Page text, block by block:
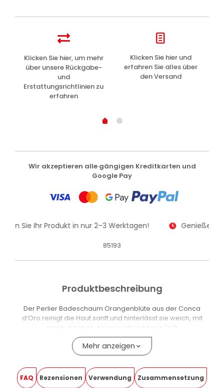
Klicken Sie hier, um mehr
über unsere Rückgabe-
und
Erstattungsrichtlinien zu
erfahren
Klicken Sie hier und
erfahren Sie alles über
den Versand
Wir akzeptieren alle gängigen Kreditkarten und
Google Pay
Sie Ihr Produkt in nur 2–3 Werktagen! Genießen
85193
Produktbeschreibung
Der Perlier Badeschaum Orangenblüte aus der Conca
d’Oro reinigt die Haut sanft und hinterlässt sie weich, mit
einem frischen, blumig-zitrusartigen Duft.
Die Formel eignet sich für die tägliche Anwendung – sowohl
unter der Dusche als auch in der Badewanne.
Die Formel enthält Bitterorangenblütenwasser (Citrus
Aurantium Amara Flower Water), das das feine Dufterlebnis
Mehr anzeigen
FAQ Rezensionen Verwendung Zusammensetzung